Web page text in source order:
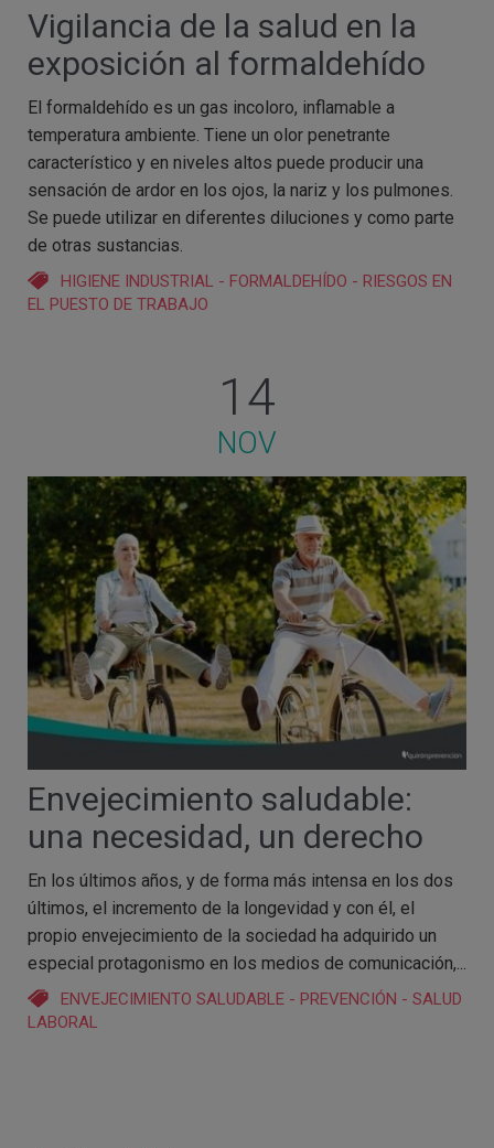
Vigilancia de la salud en la
exposición al formaldehído
El formaldehído es un gas incoloro, inflamable a
temperatura ambiente. Tiene un olor penetrante
característico y en niveles altos puede producir una
sensación de ardor en los ojos, la nariz y los pulmones.
Se puede utilizar en diferentes diluciones y como parte
de otras sustancias.
HIGIENE INDUSTRIAL - FORMALDEHÍDO - RIESGOS EN
EL PUESTO DE TRABAJO
14
NOV
Envejecimiento saludable:
una necesidad, un derecho
En los últimos años, y de forma más intensa en los dos
últimos, el incremento de la longevidad y con él, el
propio envejecimiento de la sociedad ha adquirido un
especial protagonismo en los medios de comunicación,...
ENVEJECIMIENTO SALUDABLE - PREVENCIÓN - SALUD
LABORAL